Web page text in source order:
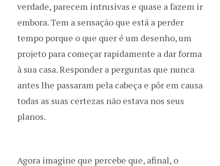
verdade, parecem intrusivas e quase a fazem ir
embora. Tem a sensação que está a perder
tempo porque o que quer é um desenho, um
projeto para começar rapidamente a dar forma
à sua casa. Responder a perguntas que nunca
antes lhe passaram pela cabeça e pôr em causa
todas as suas certezas não estava nos seus
planos.
Agora imagine que percebe que, afinal, o